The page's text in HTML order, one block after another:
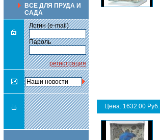
ВСЕ ДЛЯ ПРУДА И
САДА
Логин (e-mail)
Пароль
регистрация
Цена: 1632.00 Руб.